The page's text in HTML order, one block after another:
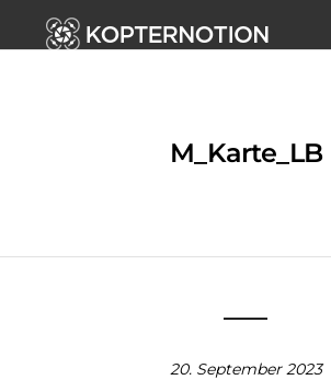
M_Karte_LB
20. September 2023